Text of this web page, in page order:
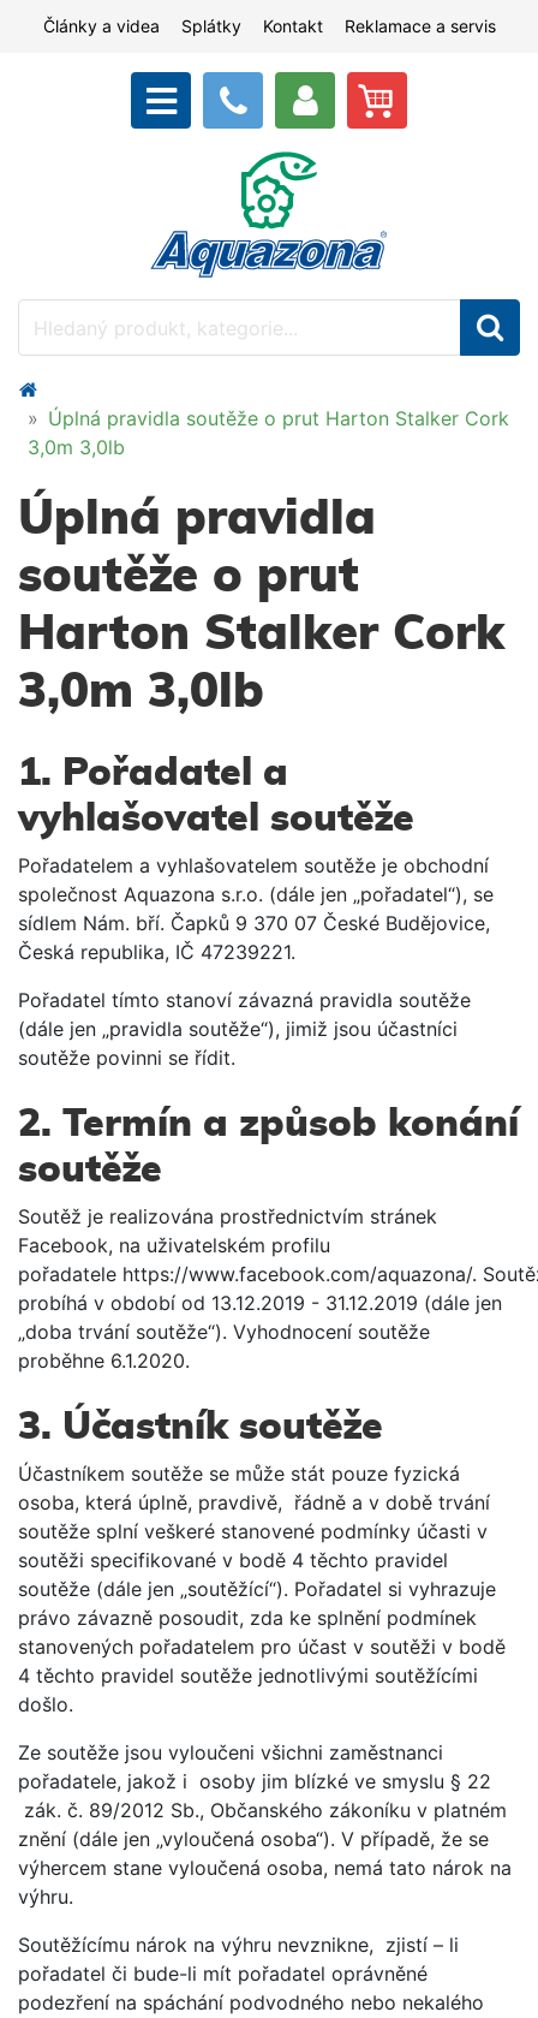
Články a videa Splátky Kontakt Reklamace a servis
Úplná pravidla soutěže o prut Harton Stalker Cork
3,0m 3,0lb
Úplná pravidla
soutěže o prut
Harton Stalker Cork
3,0m 3,0lb
1. Pořadatel a
vyhlašovatel soutěže
Pořadatelem a vyhlašovatelem soutěže je obchodní
společnost Aquazona s.r.o. (dále jen „pořadatel“), se
sídlem Nám. bří. Čapků 9 370 07 České Budějovice,
Česká republika, IČ 47239221.
Pořadatel tímto stanoví závazná pravidla soutěže
(dále jen „pravidla soutěže“), jimiž jsou účastníci
soutěže povinni se řídit.
2. Termín a způsob konání
soutěže
Soutěž je realizována prostřednictvím stránek
Facebook, na uživatelském profilu
pořadatele https://www.facebook.com/aquazona/.
probíhá v období od 13.12.2019 - 31.12.2019 (dále jen
„doba trvání soutěže“). Vyhodnocení soutěže
proběhne 6.1.2020.
3. Účastník soutěže
Účastníkem soutěže se může stát pouze fyzická
osoba, která úplně, pravdivě, řádně a v době trvání
soutěže splní veškeré stanovené podmínky účasti v
soutěži specifikované v bodě 4 těchto pravidel
soutěže (dále jen „soutěžící“). Pořadatel si vyhrazuje
právo závazně posoudit, zda ke splnění podmínek
stanovených pořadatelem pro účast v soutěži v bodě
4 těchto pravidel soutěže jednotlivými soutěžícími
došlo.
Ze soutěže jsou vyloučeni všichni zaměstnanci
pořadatele, jakož i osoby jim blízké ve smyslu § 22
zák. č. 89/2012 Sb., Občanského zákoníku v platném
znění (dále jen „vyloučená osoba“). V případě, že se
výhercem stane vyloučená osoba, nemá tato nárok na
výhru.
Soutěžícímu nárok na výhru nevznikne, zjistí – li
pořadatel či bude-li mít pořadatel oprávněné
podezření na spáchání podvodného nebo nekalého